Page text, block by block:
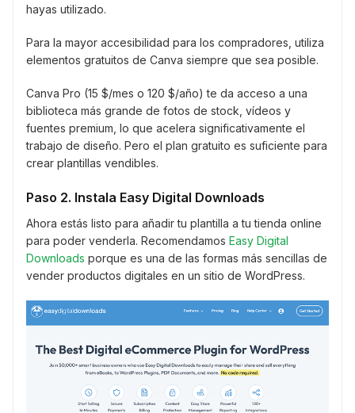
hayas utilizado.
Para la mayor accesibilidad para los compradores, utiliza
elementos gratuitos de Canva siempre que sea posible.
Canva Pro (15 $/mes o 120 $/año) te da acceso a una
biblioteca más grande de fotos de stock, vídeos y
fuentes premium, lo que acelera significativamente el
trabajo de diseño. Pero el plan gratuito es suficiente para
crear plantillas vendibles.
Paso 2. Instala Easy Digital Downloads
Ahora estás listo para añadir tu plantilla a tu tienda online
para poder venderla. Recomendamos Easy Digital
Downloads porque es una de las formas más sencillas de
vender productos digitales en un sitio de WordPress.